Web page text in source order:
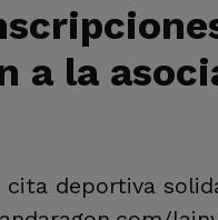
a la
cita deportiva